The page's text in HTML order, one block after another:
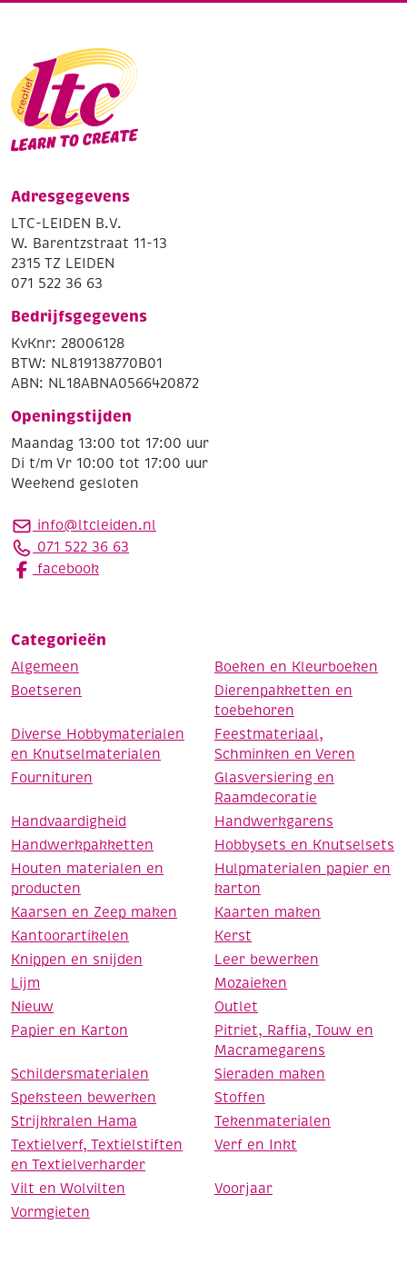
Adresgegevens
LTC-LEIDEN B.V.
W. Barentzstraat 11-13
2315 TZ LEIDEN
071 522 36 63
Bedrijfsgegevens
KvKnr: 28006128
BTW: NL819138770B01
ABN: NL18ABNA0566420872
Openingstijden
Maandag 13:00 tot 17:00 uur
Di t/m Vr 10:00 tot 17:00 uur
Weekend gesloten
info@ltcleiden.nl
071 522 36 63
facebook
Categorieën
Algemeen
Boeken en Kleurboeken
Boetseren
Dierenpakketten en
toebehoren
Diverse Hobbymaterialen
en Knutselmaterialen
Feestmateriaal,
Schminken en Veren
Fournituren
Glasversiering en
Raamdecoratie
Handvaardigheid
Handwerkgarens
Handwerkpakketten
Hobbysets en Knutselsets
Houten materialen en
producten
Hulpmaterialen papier en
karton
Kaarsen en Zeep maken
Kaarten maken
Kantoorartikelen
Kerst
Knippen en snijden
Leer bewerken
Lijm
Mozaieken
Nieuw
Outlet
Papier en Karton
Pitriet, Raffia, Touw en
Macramegarens
Schildersmaterialen
Sieraden maken
Speksteen bewerken
Stoffen
Strijkkralen Hama
Tekenmaterialen
Textielverf, Textielstiften
en Textielverharder
Verf en Inkt
Vilt en Wolvilten
Voorjaar
Vormgieten